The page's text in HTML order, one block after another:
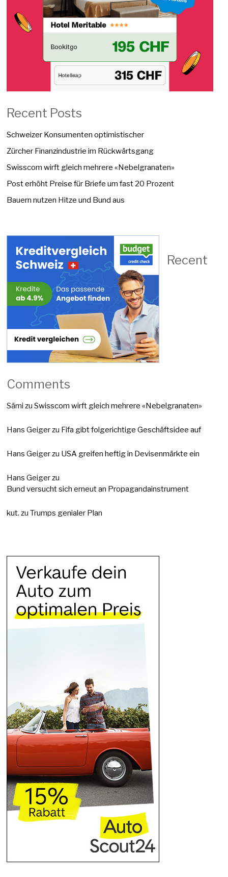
Recent Posts
Schweizer Konsumenten optimistischer
Zürcher Finanzindustrie im Rückwärtsgang
Swisscom wirft gleich mehrere «Nebelgranaten»
Post erhöht Preise für Briefe um fast 20 Prozent
Bauern nutzen Hitze und Bund aus
Recent
Comments
Sämi zuSwisscom wirft gleich mehrere «Nebelgranaten»
Hans Geigerzu Fifa gibt folgerichtige Geschäftsidee auf
Hans Geigerzu USA greifen heftig in Devisenmärkte ein
Hans Geigerzu
Bund versucht sich erneut an Propagandainstrument
kut. zuTrumps genialer Plan